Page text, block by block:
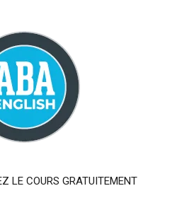
LE COURS GRATUITEMENT